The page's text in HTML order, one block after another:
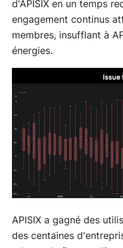
d'APISIX en un temps
engagement continus
membres, insufflant à
énergies.
APISIX a gagné des
des centaines